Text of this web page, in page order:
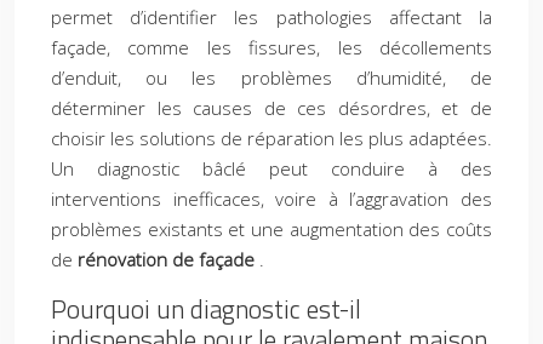
permet d’identifier les pathologies affectant la
façade, comme les fissures, les décollements
d’enduit, ou les problèmes d’humidité, de
déterminer les causes de ces désordres, et de
choisir les solutions de réparation les plus adaptées.
Un diagnostic bâclé peut conduire à des
interventions inefficaces, voire à l’aggravation des
problèmes existants et une augmentation des coûts
de rénovation de façade .
Pourquoi un diagnostic est-il